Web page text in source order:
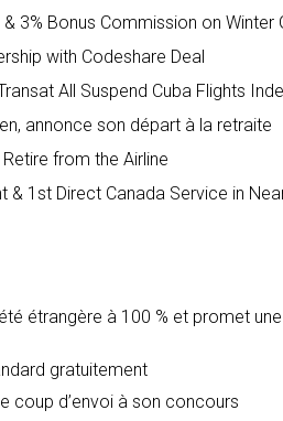
3% Bonus Commission on Winter
with Codeshare Deal
All Suspend Cuba Flights
annonce son départ à la retraite
from the Airline
1st Direct Canada Service in
étrangère à 100 % et promet
gratuitement
coup d’envoi à son concours